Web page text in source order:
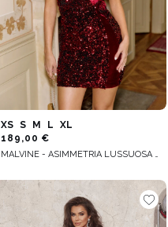
XS S M L
XL
189,00 €
MALVINE - ASIMMETRIA LUSSUOSA IN PELUCHE E PAILLETTES